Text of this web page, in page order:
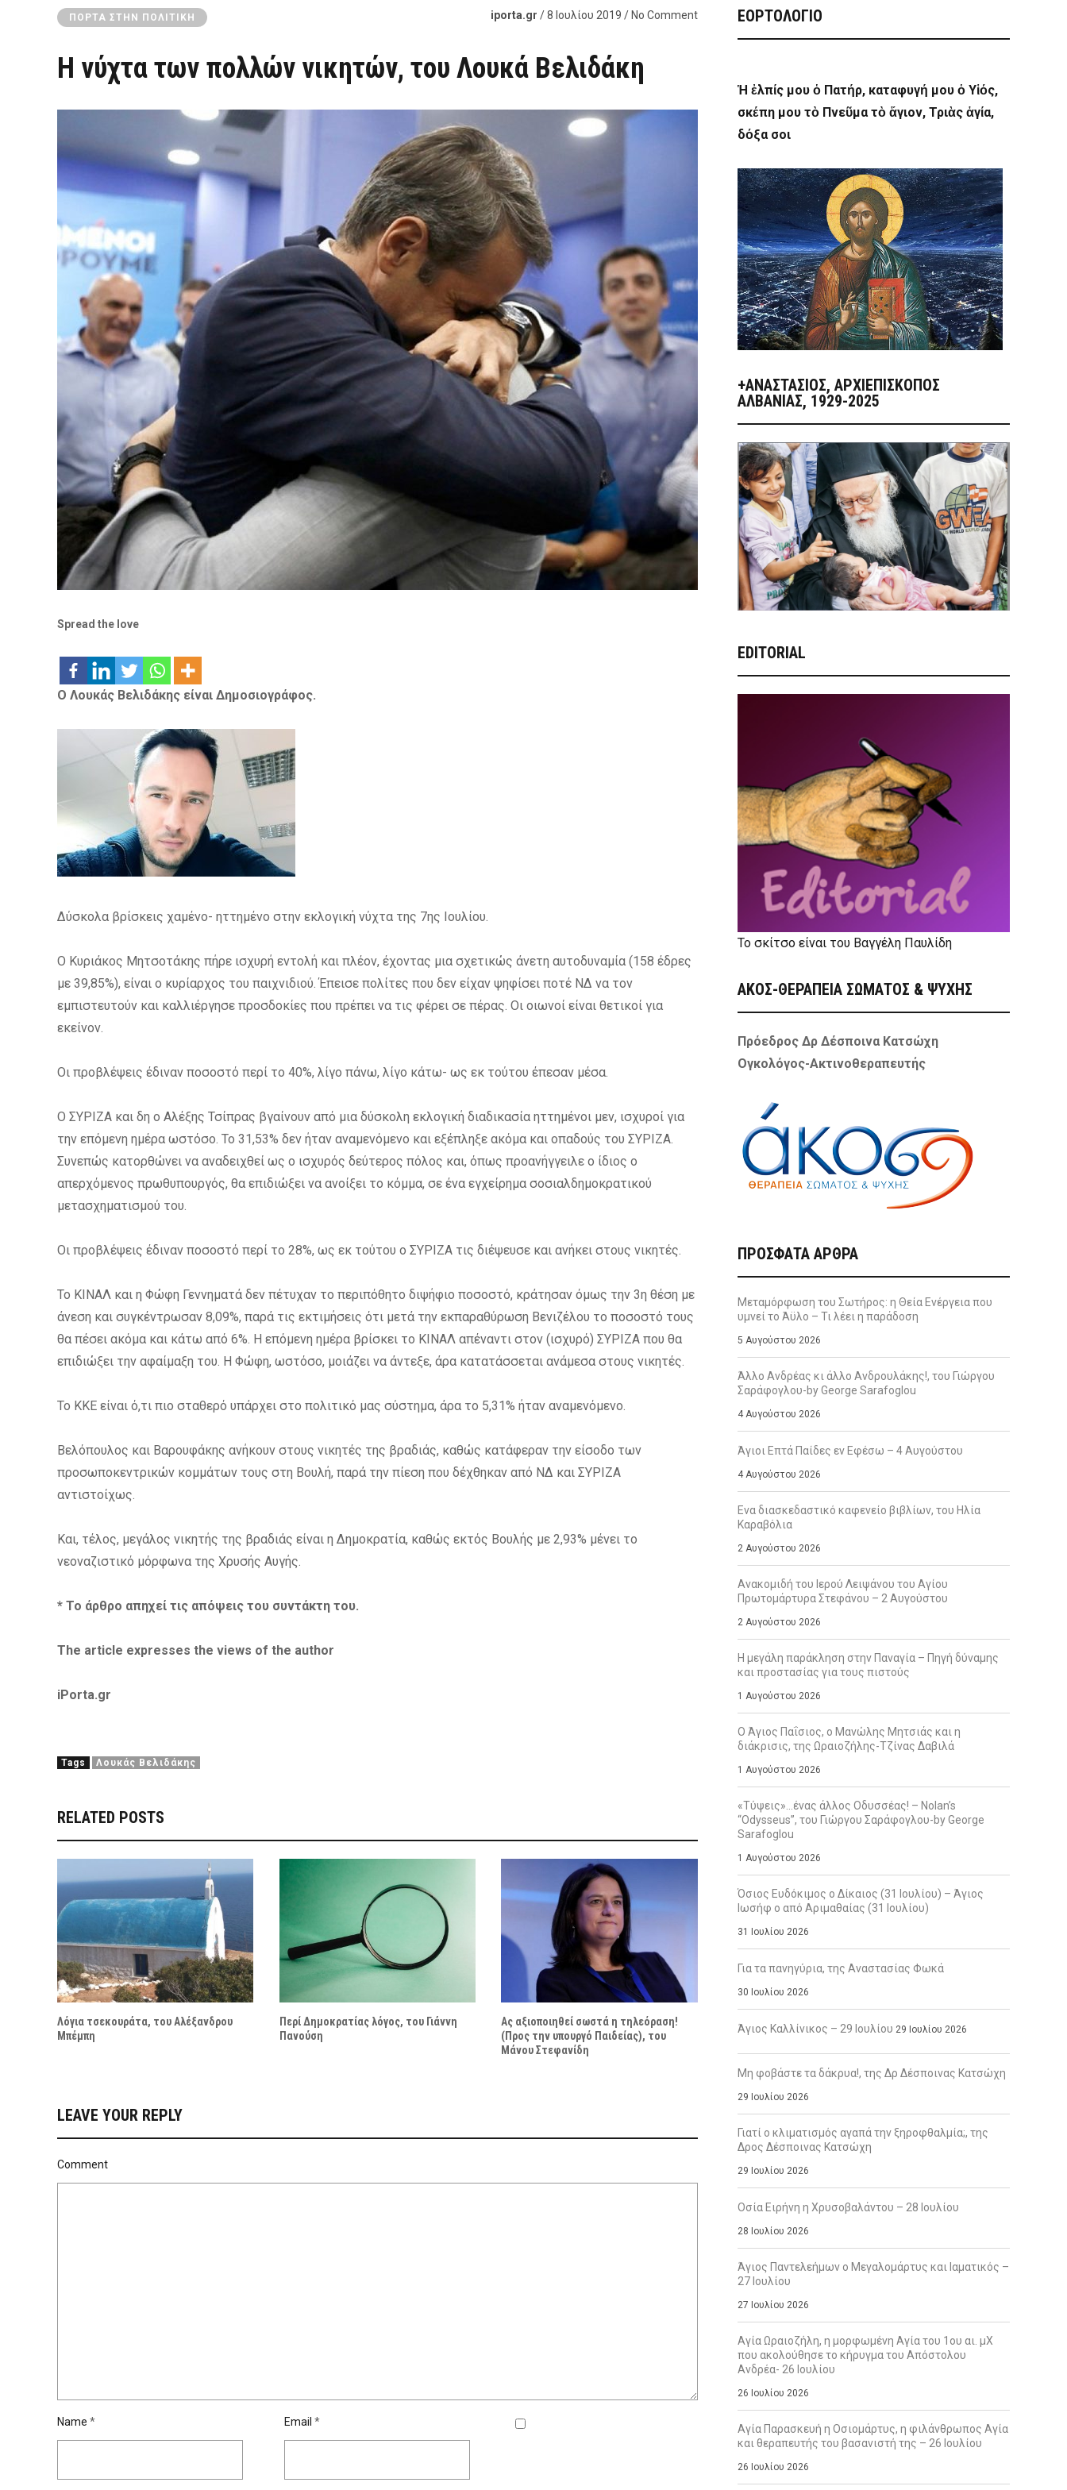
ΠΌΡΤΑ ΣΤΗΝ ΠΟΛΙΤΙΚΉ iporta.gr / 8 Ιουλίου 2019 / No Comment
Η νύχτα των πολλών νικητών, του Λουκά Βελιδάκη
Spread the love
Ο Λουκάς Βελιδάκης είναι Δημοσιογράφος.
Δύσκολα βρίσκεις χαμένο- ηττημένο στην εκλογική νύχτα της 7ης Ιουλίου.
Ο Κυριάκος Μητσοτάκης πήρε ισχυρή εντολή και πλέον, έχοντας μια σχετικώς άνετη αυτοδυναμία (158 έδρες
με 39,85%), είναι ο κυρίαρχος του παιχνιδιού. Έπεισε πολίτες που δεν είχαν ψηφίσει ποτέ ΝΔ να τον
εμπιστευτούν και καλλιέργησε προσδοκίες που πρέπει να τις φέρει σε πέρας. Οι οιωνοί είναι θετικοί για
εκείνον.
Οι προβλέψεις έδιναν ποσοστό περί το 40%, λίγο πάνω, λίγο κάτω- ως εκ τούτου έπεσαν μέσα.
Ο ΣΥΡΙΖΑ και δη ο Αλέξης Τσίπρας βγαίνουν από μια δύσκολη εκλογική διαδικασία ηττημένοι μεν, ισχυροί για
την επόμενη ημέρα ωστόσο. Το 31,53% δεν ήταν αναμενόμενο και εξέπληξε ακόμα και οπαδούς του ΣΥΡΙΖΑ.
Συνεπώς κατορθώνει να αναδειχθεί ως ο ισχυρός δεύτερος πόλος και, όπως προανήγγειλε ο ίδιος ο
απερχόμενος πρωθυπουργός, θα επιδιώξει να ανοίξει το κόμμα, σε ένα εγχείρημα σοσιαλδημοκρατικού
μετασχηματισμού του.
Οι προβλέψεις έδιναν ποσοστό περί το 28%, ως εκ τούτου ο ΣΥΡΙΖΑ τις διέψευσε και ανήκει στους νικητές.
Το ΚΙΝΑΛ και η Φώφη Γεννηματά δεν πέτυχαν το περιπόθητο διψήφιο ποσοστό, κράτησαν όμως την 3η θέση με
άνεση και συγκέντρωσαν 8,09%, παρά τις εκτιμήσεις ότι μετά την εκπαραθύρωση Βενιζέλου το ποσοστό τους
θα πέσει ακόμα και κάτω από 6%. Η επόμενη ημέρα βρίσκει το ΚΙΝΑΛ απέναντι στον (ισχυρό) ΣΥΡΙΖΑ που θα
επιδιώξει την αφαίμαξη του. Η Φώφη, ωστόσο, μοιάζει να άντεξε, άρα κατατάσσεται ανάμεσα στους νικητές.
Το ΚΚΕ είναι ό,τι πιο σταθερό υπάρχει στο πολιτικό μας σύστημα, άρα το 5,31% ήταν αναμενόμενο.
Βελόπουλος και Βαρουφάκης ανήκουν στους νικητές της βραδιάς, καθώς κατάφεραν την είσοδο των
προσωποκεντρικών κομμάτων τους στη Βουλή, παρά την πίεση που δέχθηκαν από ΝΔ και ΣΥΡΙΖΑ
αντιστοίχως.
Και, τέλος, μεγάλος νικητής της βραδιάς είναι η Δημοκρατία, καθώς εκτός Βουλής με 2,93% μένει το
νεοναζιστικό μόρφωνα της Χρυσής Αυγής.
* Το άρθρο απηχεί τις απόψεις του συντάκτη του.
The article expresses the views of the author
iPorta.gr
Tags Λουκάς Βελιδάκης
RELATED POSTS
Λόγια τσεκουράτα, του Αλέξανδρου
Μπέμπη
Περί Δημοκρατίας λόγος, του Γιάννη
Πανούση
Ας αξιοποιηθεί σωστά η τηλεόραση!
(Προς την υπουργό Παιδείας), του
Μάνου Στεφανίδη
LEAVE YOUR REPLY
Comment
Name * Email *
ΕΟΡΤΟΛΟΓΙΟ
Ἡ ἐλπίς μου ὁ Πατήρ, καταφυγή μου ὁ Υἱός,
σκέπη μου τὸ Πνεῦμα τὸ ἅγιον, Τριὰς ἁγία,
δόξα σοι
+ΑΝΑΣΤΆΣΙΟΣ, ΑΡΧΙΕΠΊΣΚΟΠΟΣ
ΑΛΒΑΝΊΑΣ, 1929-2025
EDITORIAL
Το σκίτσο είναι του Βαγγέλη Παυλίδη
ΑΚΟΣ-ΘΕΡΑΠΕΙΑ ΣΩΜΑΤΟΣ & ΨΥΧΗΣ
Πρόεδρος Δρ Δέσποινα Κατσώχη
Ογκολόγος-Ακτινοθεραπευτής
ΠΡΌΣΦΑΤΑ ΆΡΘΡΑ
Μεταμόρφωση του Σωτήρος: η Θεία Ενέργεια που
υμνεί το Άϋλο – Τι λέει η παράδοση
5 Αυγούστου 2026
Άλλο Ανδρέας κι άλλο Ανδρουλάκης!, του Γιώργου
Σαράφογλου-by George Sarafoglou
4 Αυγούστου 2026
Άγιοι Επτά Παίδες εν Εφέσω – 4 Αυγούστου
4 Αυγούστου 2026
Ενα διασκεδαστικό καφενείο βιβλίων, του Ηλία
Καραβόλια
2 Αυγούστου 2026
Ανακομιδή του Ιερού Λειψάνου του Αγίου
Πρωτομάρτυρα Στεφάνου – 2 Αυγούστου
2 Αυγούστου 2026
Η μεγάλη παράκληση στην Παναγία – Πηγή δύναμης
και προστασίας για τους πιστούς
1 Αυγούστου 2026
Ο Άγιος Παΐσιος, ο Μανώλης Μητσιάς και η
διάκρισις, της Ωραιοζήλης-Τζίνας Δαβιλά
1 Αυγούστου 2026
«Τύψεις»…ένας άλλος Οδυσσέας! – Nolan’s
“Odysseus”, του Γιώργου Σαράφογλου-by George
Sarafoglou
1 Αυγούστου 2026
Όσιος Ευδόκιμος ο Δίκαιος (31 Ιουλίου) – Άγιος
Ιωσήφ ο από Αριμαθαίας (31 Ιουλίου)
31 Ιουλίου 2026
Για τα πανηγύρια, της Αναστασίας Φωκά
30 Ιουλίου 2026
Άγιος Καλλίνικος – 29 Ιουλίου 29 Ιουλίου 2026
Μη φοβάστε τα δάκρυα!, της Δρ Δέσποινας Κατσώχη
29 Ιουλίου 2026
Γιατί ο κλιματισμός αγαπά την ξηροφθαλμία;, της
Δρος Δέσποινας Κατσώχη
29 Ιουλίου 2026
Οσία Ειρήνη η Χρυσοβαλάντου – 28 Ιουλίου
28 Ιουλίου 2026
Άγιος Παντελεήμων ο Μεγαλομάρτυς και Ιαματικός –
27 Ιουλίου
27 Ιουλίου 2026
Αγία Ωραιοζήλη, η μορφωμένη Αγία του 1ου αι. μΧ
που ακολούθησε το κήρυγμα του Απόστολου
Ανδρέα- 26 Ιουλίου
26 Ιουλίου 2026
Αγία Παρασκευή η Οσιομάρτυς, η φιλάνθρωπος Αγία
και θεραπευτής του βασανιστή της – 26 Ιουλίου
26 Ιουλίου 2026